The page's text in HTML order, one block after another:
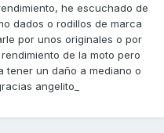
he escuchado de
dados o rodillos de marca
por unos originales o por
de la moto pero
tener un daño a mediano o
angelito_